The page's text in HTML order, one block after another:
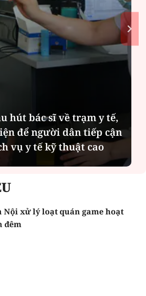
hút bác sĩ về trạm y tế,
để người dân tiếp cận
vụ y tế kỹ thuật cao
Nội xử lý loạt quán game hoạt
đêm